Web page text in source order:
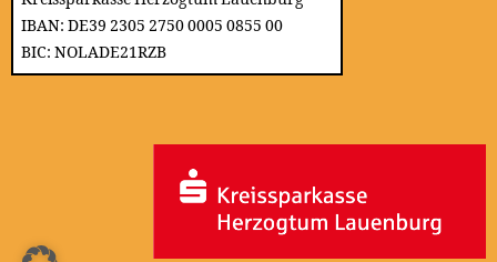
IBAN: DE39 2305 2750 0005 0855 00
BIC: NOLADE21RZB